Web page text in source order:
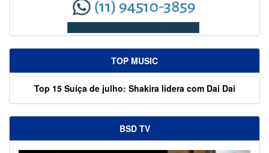
TOP MUSIC
Top 15 Suíça de julho: Shakira lidera com Dai Dai
BSD TV